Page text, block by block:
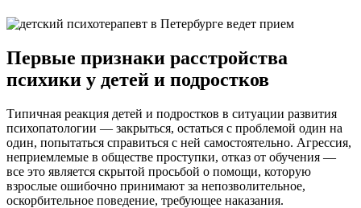
Первые признаки расстройства
психики у детей и подростков
Типичная реакция детей и подростков в ситуации развития
психопатологии — закрыться, остаться с проблемой один на
один, попытаться справиться с ней самостоятельно. Агрессия,
неприемлемые в обществе проступки, отказ от обучения —
все это является скрытой просьбой о помощи, которую
взрослые ошибочно принимают за непозволительное,
оскорбительное поведение, требующее наказания.